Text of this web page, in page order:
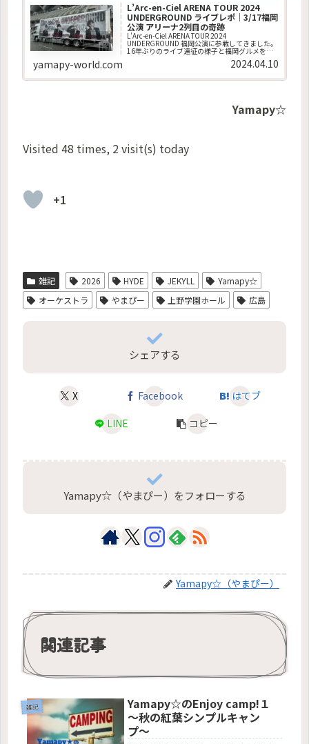
L’Arc-en-Ciel ARENA TOUR 2024
UNDERGROUND ライブレポ｜3/17福岡
公演 アリーナ2列目の奇跡
L'Arc-en-Ciel ARENA TOUR 2024
UNDERGROUND 福岡公演に参戦してきました。
16年ぶりのライブ遠征の様子と福岡グルメをま
yamapy-world.com 2024.04.10
Yamapy☆
Visited 48 times, 2 visit(s) today
+1
雑記 2026 HYDE JEKYLL
Yamapy☆
オーケストラ
やまぴー 上野学園ホール 広島
シェアする
X Facebook
はてブ
LINE
コピー
Yamapy☆（やまぴー）をフォローする
Yamapy☆（やまぴー）
関連記事
雑記
Yamapy☆のEnjoy camp!１
〜秋の紅葉シンプルキャン
プ〜